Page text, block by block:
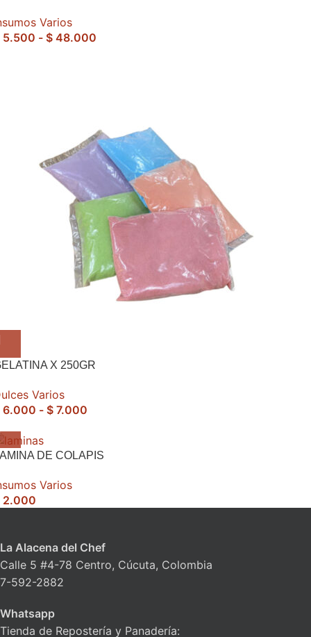
Varios
5.500 - $ 48.000
X 250GR
Varios
6.000 - $ 7.000
DE COLAPIS
Varios
2.000
La Alacena del Chef
Calle 5 #4-78 Centro, Cúcuta, Colombia
7-592-2882
Whatsapp
Tienda de Repostería y Panadería: